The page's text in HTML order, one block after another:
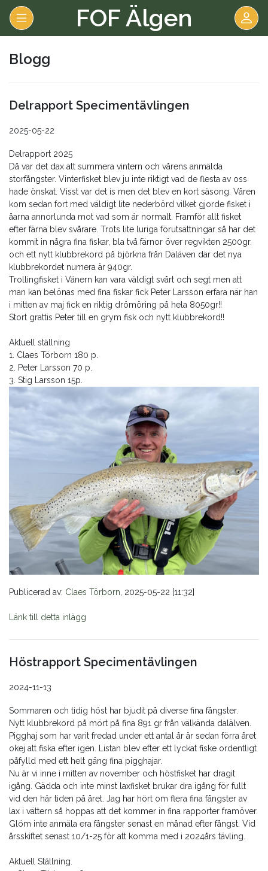
FOF Älgen
Blogg
Delrapport Specimentävlingen
2025-05-22
Delrapport 2025
Då var det dax att summera vintern och vårens anmälda
storfångster. Vinterfisket blev ju inte riktigt vad de flesta av oss
hade önskat. Visst var det is men det blev en kort säsong. Våren
kom sedan fort med väldigt lite nederbörd vilket gjorde fisket i
åarna annorlunda mot vad som är normalt. Framför allt fisket
efter färna blev svårare. Trots lite luriga förutsättningar så har det
kommit in några fina fiskar, bla två färnor över regvikten 2500gr.
och ett nytt klubbrekord på björkna från Daläven där det nya
klubbrekordet numera är 940gr.
Trollingfisket i Vänern kan vara väldigt svårt och segt men att
man kan belönas med fina fiskar fick Peter Larsson erfara när han
i mitten av maj fick en riktig drömöring på hela 8050gr!!
Stort grattis Peter till en grym fisk och nytt klubbrekord!!
Aktuell ställning
1. Claes Törborn 180 p.
2. Peter Larsson 70 p.
3. Stig Larsson 15p.
Publicerad av: Claes Törborn , 2025-05-22 [11:32]
Länk till detta inlägg
Höstrapport Specimentävlingen
2024-11-13
Sommaren och tidig höst har bjudit på diverse fina fångster.
Nytt klubbrekord på mört på fina 891 gr från välkända dalälven.
Pigghaj som har varit fredad under ett antal år är sedan förra året
okej att fiska efter igen. Listan blev efter ett lyckat fiske ordentligt
påfylld med ett helt gäng fina pigghajar.
Nu är vi inne i mitten av november och höstfisket har dragit
igång. Gädda och inte minst laxfisket brukar dra igång för fullt
vid den här tiden på året. Jag har hört om flera fina fångster av
lax i vättern så hoppas att det kommer in fina rapporter framöver.
Glöm inte anmäla era fångster senast en månad efter fångst. Vid
årsskiftet senast 10/1-25 för att komma med i 2024års tävling.
Aktuell Ställning.